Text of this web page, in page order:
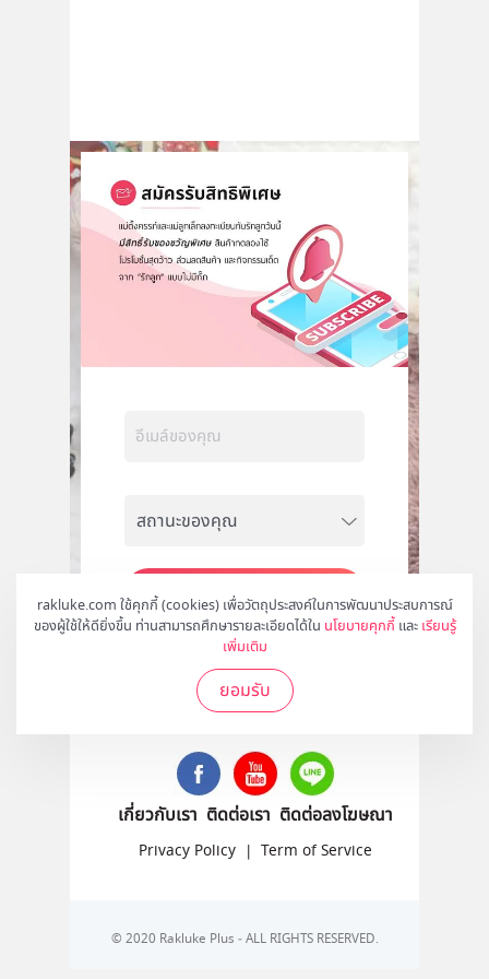
rakluke.com ใช้คุกกี้ (cookies) เพื่อวัตถุประสงค์ในการพัฒนาประสบการณ์
ของผู้ใช้ให้ดียิ่งขึ้น ท่านสามารถศึกษารายละเอียดได้ใน นโยบายคุกกี้ และ เรียนรู้
เพิ่มเติม
ยอมรับ
สมัคร
ติดตามเราได้ที่
เกี่ยวกับเรา ติดต่อเรา ติดต่อลงโฆษณา
Privacy Policy | Term of Service
© 2020 Rakluke Plus - ALL RIGHTS RESERVED.